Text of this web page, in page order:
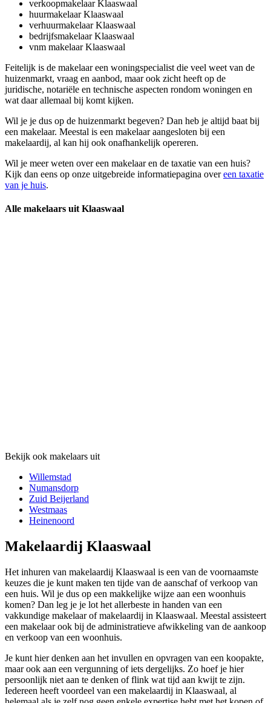
verkoopmakelaar Klaaswaal
huurmakelaar Klaaswaal
verhuurmakelaar Klaaswaal
bedrijfsmakelaar Klaaswaal
vnm makelaar Klaaswaal
Feitelijk is de makelaar een woningspecialist die veel weet van de
huizenmarkt, vraag en aanbod, maar ook zicht heeft op de
juridische, notariële en technische aspecten rondom woningen en
wat daar allemaal bij komt kijken.
Wil je je dus op de huizenmarkt begeven? Dan heb je altijd baat bij
een makelaar. Meestal is een makelaar aangesloten bij een
makelaardij, al kan hij ook onafhankelijk opereren.
Wil je meer weten over een makelaar en de taxatie van een huis?
Kijk dan eens op onze uitgebreide informatiepagina overeen taxatie
van je huis.
Alle makelaars uit Klaaswaal
Bekijk ook makelaars uit
Willemstad
Numansdorp
Zuid Beijerland
Westmaas
Heinenoord
Makelaardij Klaaswaal
Het inhuren van makelaardij Klaaswaal is een van de voornaamste
keuzes die je kunt maken ten tijde van de aanschaf of verkoop van
een huis. Wil je dus op een makkelijke wijze aan een woonhuis
komen? Dan leg je je lot het allerbeste in handen van een
vakkundige makelaar of makelaardij in Klaaswaal. Meestal assisteert
een makelaar ook bij de administratieve afwikkeling van de aankoop
en verkoop van een woonhuis.
Je kunt hier denken aan het invullen en opvragen van een koopakte,
maar ook aan een vergunning of iets dergelijks. Zo hoef je hier
persoonlijk niet aan te denken of flink wat tijd aan kwijt te zijn.
Iedereen heeft voordeel van een makelaardij in Klaaswaal, al